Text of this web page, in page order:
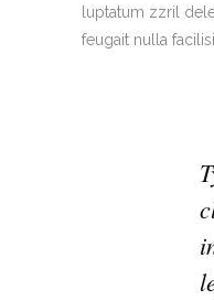
luptatum zzril
feugait nulla facilisi.